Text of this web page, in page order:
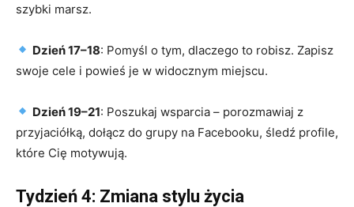
szybki marsz.
Dzień 17–18: Pomyśl o tym, dlaczego to robisz. Zapisz
swoje cele i powieś je w widocznym miejscu.
Dzień 19–21: Poszukaj wsparcia – porozmawiaj z
przyjaciółką, dołącz do grupy na Facebooku, śledź profile,
które Cię motywują.
Tydzień 4: Zmiana stylu życia